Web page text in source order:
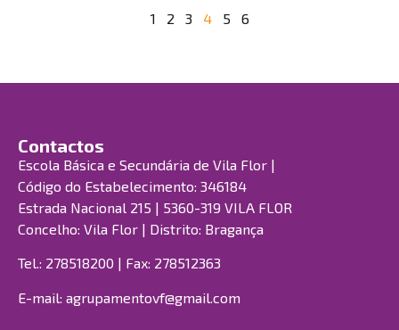
1 2 3 4 5 6
Contactos
Escola Básica e Secundária de Vila Flor |
Código do Estabelecimento: 346184
Estrada Nacional 215 | 5360-319 VILA FLOR
Concelho: Vila Flor | Distrito: Bragança
Tel.: 278518200 | Fax: 278512363
E-mail: agrupamentovf@gmail.com